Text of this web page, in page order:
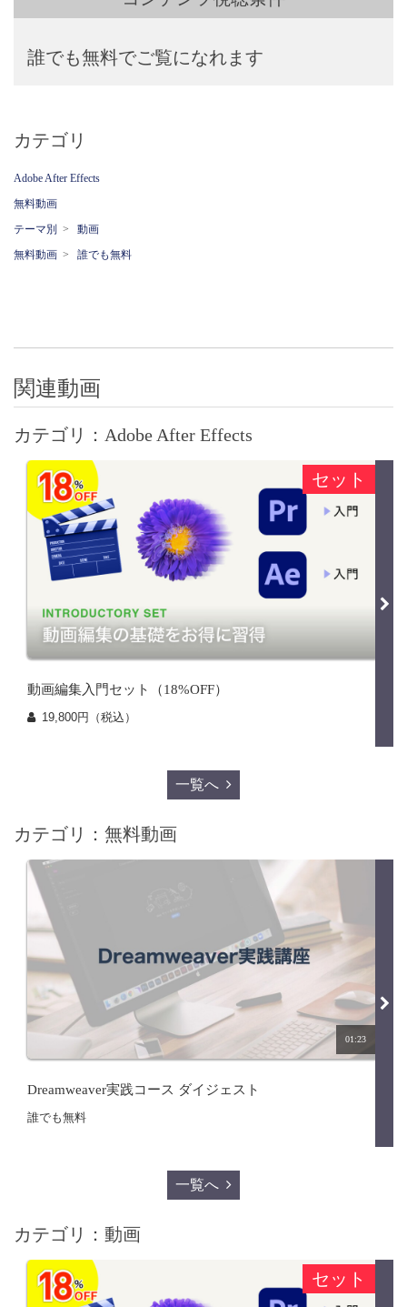
誰でも無料でご覧になれます
カテゴリ
Adobe After Effects
無料動画
テーマ別
> 動画
無料動画 > 誰でも無料
関連動画
カテゴリ：Adobe After Effects
セット
動画編集入門セット（18%OFF）
19,800円（税込）
一覧へ
カテゴリ：無料動画
01:23
Dreamweaver実践コース ダイジェスト
誰でも無料
一覧へ
カテゴリ：動画
セット